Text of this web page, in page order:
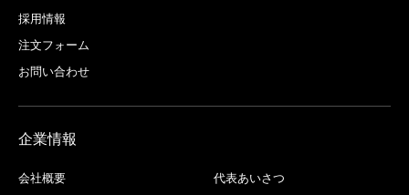
採用情報
注文フォーム
お問い合わせ
企業情報
会社概要 代表あいさつ